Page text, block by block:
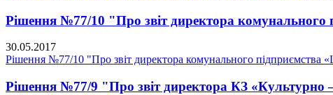
Рішення №77/10 "Про звіт директора
30.05.2017
Рішення №77/10 "Про звіт директора комунального підприємства
Рішення №77/9 "Про звіт директора КЗ «Культурно